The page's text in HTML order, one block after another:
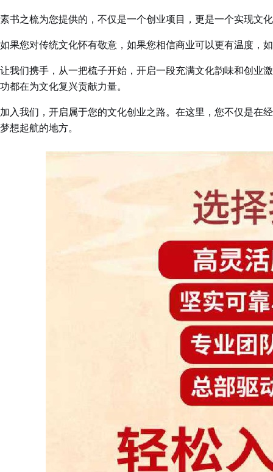
素书之梳为您提供的，不仅是一个创业项目，更是一个实现文
如果您对传统文化怀有敬意，如果您相信商业可以更有温度，
让我们携手，从一把梳子开始，开启一段充满文化韵味和创业
功都在为文化复兴贡献力量。
加入我们，开启属于您的文化创业之路。在这里，您不仅是在
梦想起航的地方。